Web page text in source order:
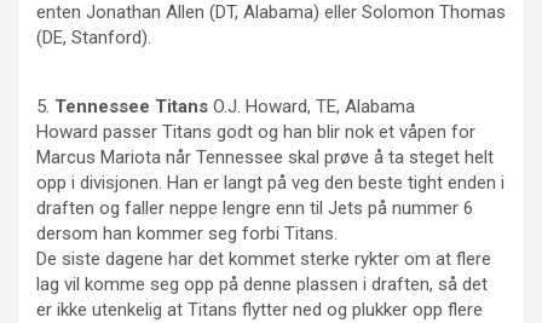
enten Jonathan Allen (DT, Alabama) eller Solomon Thomas
(DE, Stanford).
5. Tennessee Titans O.J. Howard, TE, Alabama
Howard passer Titans godt og han blir nok et våpen for
Marcus Mariota når Tennessee skal prøve å ta steget helt
opp i divisjonen. Han er langt på veg den beste tight enden i
draften og faller neppe lengre enn til Jets på nummer 6
dersom han kommer seg forbi Titans.
De siste dagene har det kommet sterke rykter om at flere
lag vil komme seg opp på denne plassen i draften, så det
er ikke utenkelig at Titans flytter ned og plukker opp flere